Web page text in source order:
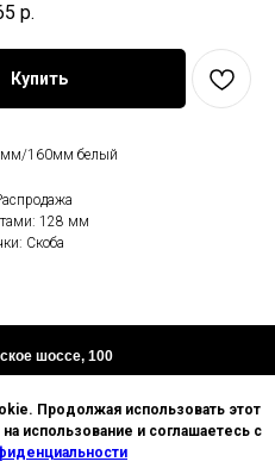
р.
Купить
160мм белый
128 мм
Скоба
Продолжая использовать этот
использование и соглашаетесь с
соглашение
шоссе, 100
33-99